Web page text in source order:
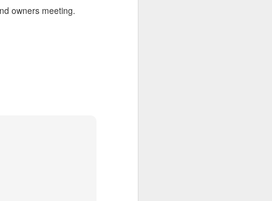
owners meeting.